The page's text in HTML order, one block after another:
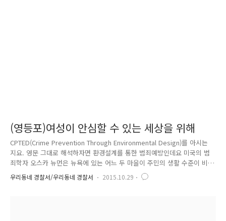
(영등포)여성이 안심할 수 있는 세상을 위해
CPTED(Crime Prevention Through Environmental Design)를 아시는
지요. 영문 그대로 해석하자면 환경설계를 통한 범죄예방인데요 미국의 범
죄학자 오스카 뉴먼은 뉴욕에 있는 어느 두 마을이 주민의 생활 수준이 비
슷함에도 범죄 발생 수는 3배가량 차이가 나는 사실을 발견합니다. 두 마을
의 결정적인 차이는 가로등, 도로 미화 등 범죄와는 연관성이 없었던 것처
우리동네 경찰서/우리동네 경찰서 2015.10.29